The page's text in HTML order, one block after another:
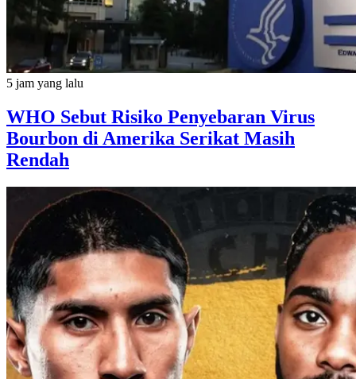
5 jam yang lalu
WHO Sebut Risiko Penyebaran Virus
Bourbon di Amerika Serikat Masih
Rendah